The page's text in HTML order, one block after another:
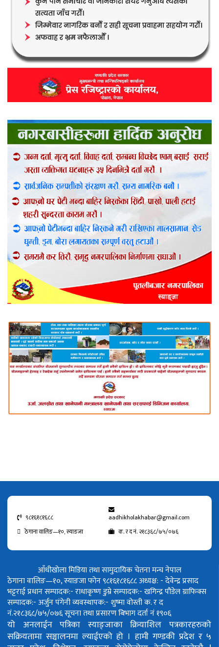
९८१६१८१६८८
aadhikholakhabar@gmail.com
ठेगाना वालिङ—१०, स्याङजा
क. र द नं. २१८३६८/७५/०७६
आँधीखोला मिडिया तथा सामुदायिक चेतना मन्च नेपाल
ठेगाना वालिङ—१०, स्याङजा फोन ९८१६१८१६८८अध्यक्ष: - देवेन्द्र प्रसाद
भट्टराईप्रधान सम्पादक:- राधाकृष्ण डुम्रेसम्पादक:- खगिन्द्र पौडेलग्राफिक्स
सम्पादक:- अर्जुन पंगेनीव्यवस्थापक:- शुष्मा वोस्तीक. र द
नं.२१८३६८/७५/०७६सूचना तथा प्रसारण बिभाग दर्ता नं १९०६
यो अनलाईन पत्रिका स्याङ्जाका क्रियाशिल पत्रकारहरुको
सक्रियतामा सञ्चालनमा ल्याईएको हो । हामी गण्डकी प्रदेश र ५